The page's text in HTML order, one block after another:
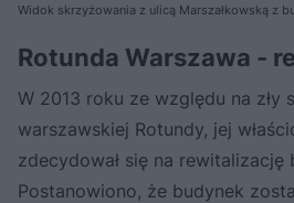
Widok skrzyżowania z ulicą Marszałkowską z
Rotunda Warszawa -
W 2013 roku ze względu na zły
warszawskiej Rotundy, jej
zdecydował się na rewitalizację
Postanowiono, że budynek